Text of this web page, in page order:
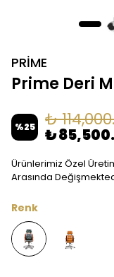
PRİME
Prime Deri
%25 ₺
₺
Ürünlerimiz Özel
Arasında
Renk